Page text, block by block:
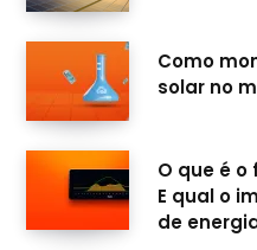
k
a
Como
solar no
O que é
E qual o
de